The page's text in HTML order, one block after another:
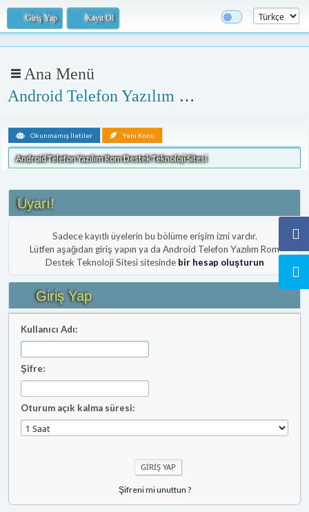
Giriş Yap Kayıt Ol
Ana Menü
Android Telefon Yazılım Rom Destek Teknoloji Sitesi
Okunmamış İletiler Yeni Konu
Android Telefon Yazılım Rom Destek Teknoloji Sitesi
Uyarı!
Sadece kayıtlı üyelerin bu bölüme erişim izni vardır.
Lütfen aşağıdan giriş yapın ya da Android Telefon Yazılım Rom
Destek Teknoloji Sitesi sitesinde bir hesap oluşturun
Giriş Yap
Kullanıcı Adı:
Şifre:
Oturum açık kalma süresi:
Şifreni mi unuttun ?